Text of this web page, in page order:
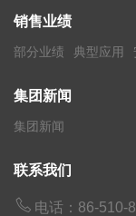
销售业绩
部分业绩 典型应用
集团新闻
集团新闻
联系我们
 电话：86-510-